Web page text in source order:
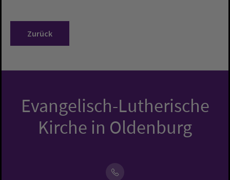
Zurück
Evangelisch-Lutherische
Kirche in Oldenburg